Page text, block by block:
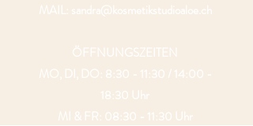
MAIL: sandra@kosmetikstudioaloe.ch
ÖFFNUNGSZEITEN
MO, DI, DO: 8:30 - 11:30 / 14:00 -
18:30 Uhr
MI & FR: 08:30 - 11:30 Uhr